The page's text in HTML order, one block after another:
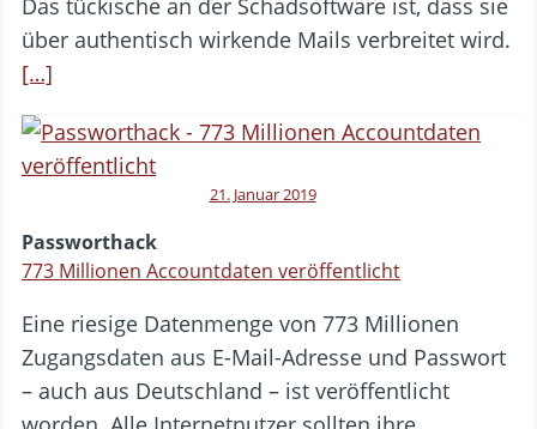
über authentisch wirkende Mails verbreitet wird.
[…]
21. Januar 2019
Passworthack
773 Millionen Accountdaten veröffentlicht
Eine riesige Datenmenge von 773 Millionen
Zugangsdaten aus E-Mail-Adresse und Passwort
– auch aus Deutschland – ist veröffentlicht